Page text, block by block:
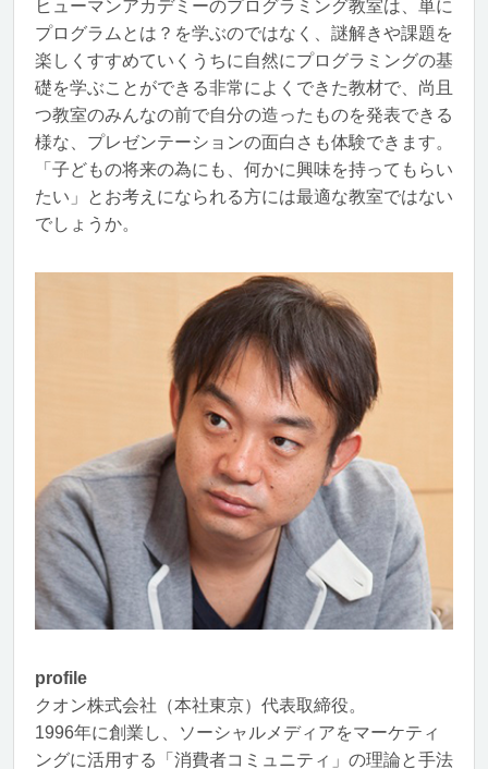
ヒューマンアカデミーのプログラミング教室は、単に
プログラムとは？を学ぶのではなく、謎解きや課題を
楽しくすすめていくうちに自然にプログラミングの基
礎を学ぶことができる非常によくできた教材で、尚且
つ教室のみんなの前で自分の造ったものを発表できる
様な、プレゼンテーションの面白さも体験できます。
「子どもの将来の為にも、何かに興味を持ってもらい
たい」とお考えになられる方には最適な教室ではない
でしょうか。
profile
クオン株式会社（本社東京）代表取締役。
1996年に創業し、ソーシャルメディアをマーケティ
ングに活用する「消費者コミュニティ」の理論と手法